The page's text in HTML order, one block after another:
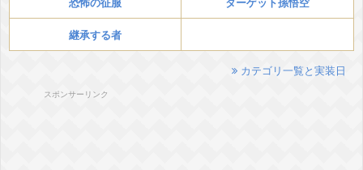
継承する者
カテゴリ一覧と実装日
スポンサーリンク